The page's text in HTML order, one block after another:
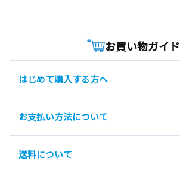
お買い物ガイド
はじめて購入する方へ
お支払い方法について
送料について